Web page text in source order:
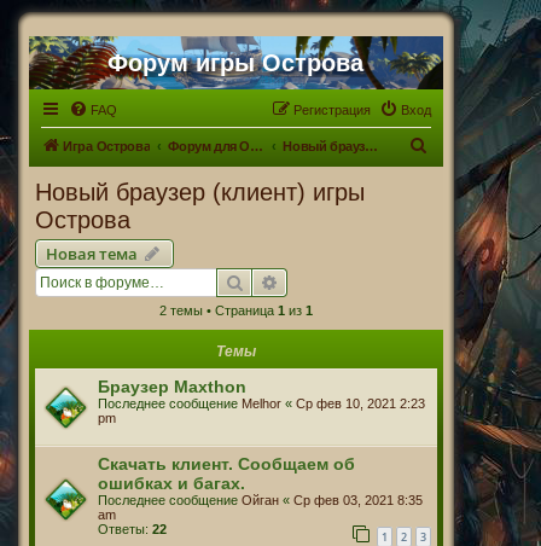
Форум игры Острова
FAQ Вход
Регистрация
Игра Острова Форум для Островитян Новый браузер (клиент) игры Острова
Новый браузер (клиент) игры
Острова
Новая тема
Поиск
2 темы • Страница 1 из 1
Темы
Браузер Maxthon
Последнее сообщение Melhor « Ср фев 10, 2021 2:23
pm
Скачать клиент. Сообщаем об
ошибках и багах.
Последнее сообщение Ойган « Ср фев 03, 2021 8:35
am
Ответы: 22 1 2 3